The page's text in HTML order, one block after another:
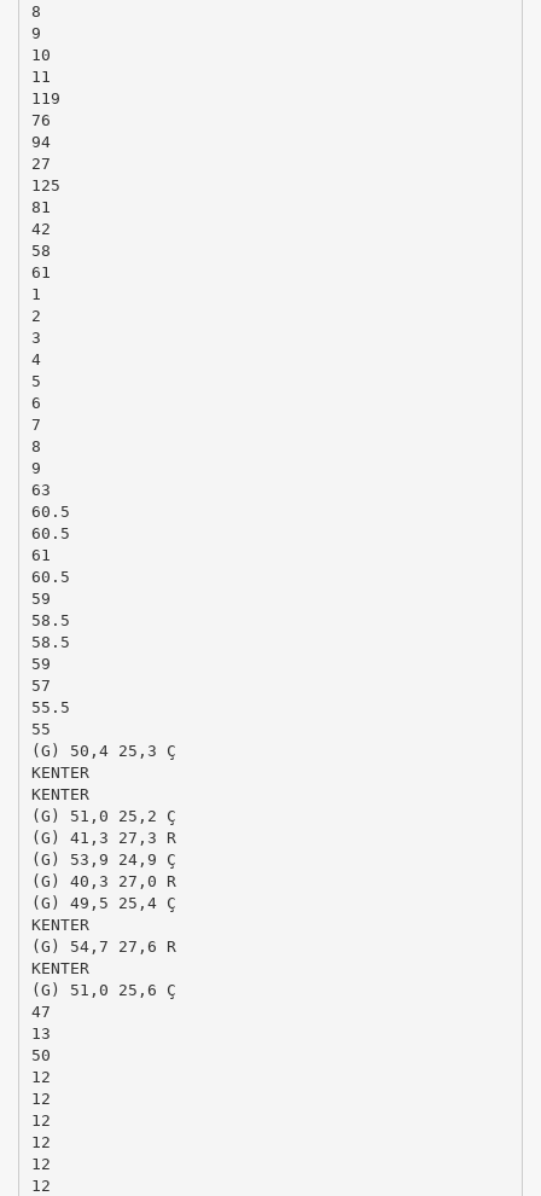
8
9
10
11
119
76
94
27
125
81
42
58
61
1
2
3
4
5
6
7
8
9
63
60.5
60.5
61
60.5
59
58.5
58.5
59
57
55.5
55
(G) 50,4 25,3 Ç
KENTER
KENTER
(G) 51,0 25,2 Ç
(G) 41,3 27,3 R
(G) 53,9 24,9 Ç
(G) 40,3 27,0 R
(G) 49,5 25,4 Ç
KENTER
(G) 54,7 27,6 R
KENTER
(G) 51,0 25,6 Ç
47
13
50
12
12
12
12
12
12